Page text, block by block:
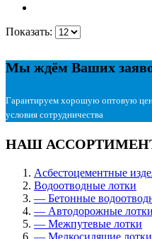
Показать:
Мы ждём Ваших
Гарантируем хорошую оптовую
условия сотрудничества
НАШ
Асбестоцементные
Водоотводные лотки
— Бетонные
— Автодорожные лотки
— Межпутевые лотки